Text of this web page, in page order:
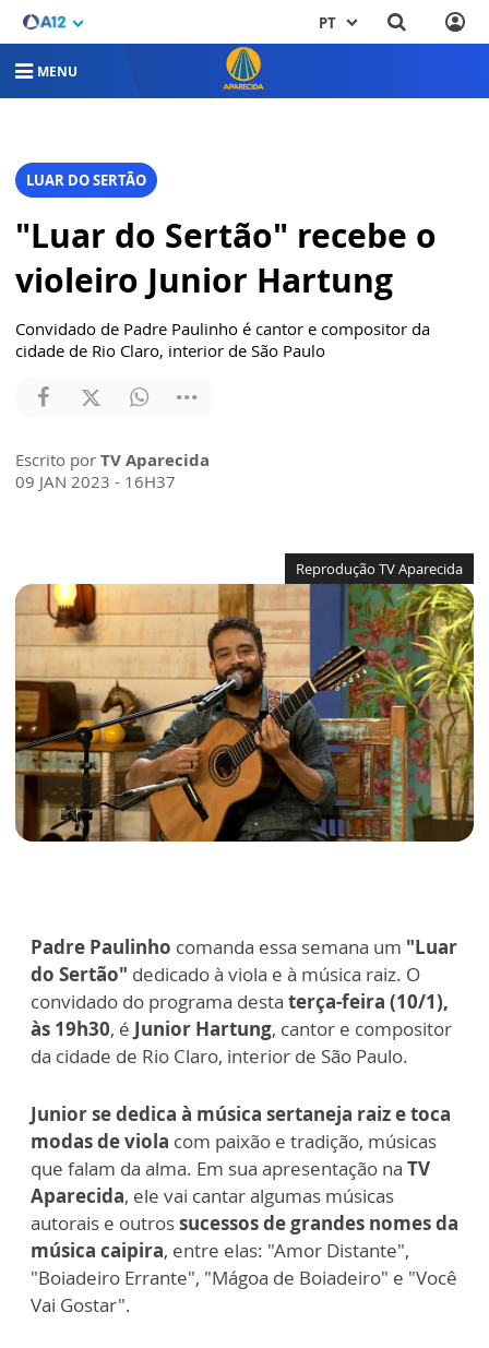
PT
MENU
LUAR DO SERTÃO
"Luar do Sertão" recebe o
violeiro Junior Hartung
Convidado de Padre Paulinho é cantor e compositor da
cidade de Rio Claro, interior de São Paulo
Escrito por TV Aparecida
09 JAN 2023 - 16H37
Reprodução TV Aparecida
Padre Paulinho comanda essa semana um "Luar
do Sertão" dedicado à viola e à música raiz. O
convidado do programa desta terça-feira (10/1),
às 19h30, é Junior Hartung, cantor e compositor
da cidade de Rio Claro, interior de São Paulo.
Junior se dedica à música sertaneja raiz e toca
modas de viola com paixão e tradição, músicas
que falam da alma. Em sua apresentação na TV
Aparecida, ele vai cantar algumas músicas
autorais e outrossucessos de grandes nomes da
música caipira, entre elas: "Amor Distante",
"Boiadeiro Errante", "Mágoa de Boiadeiro" e "Você
Vai Gostar".